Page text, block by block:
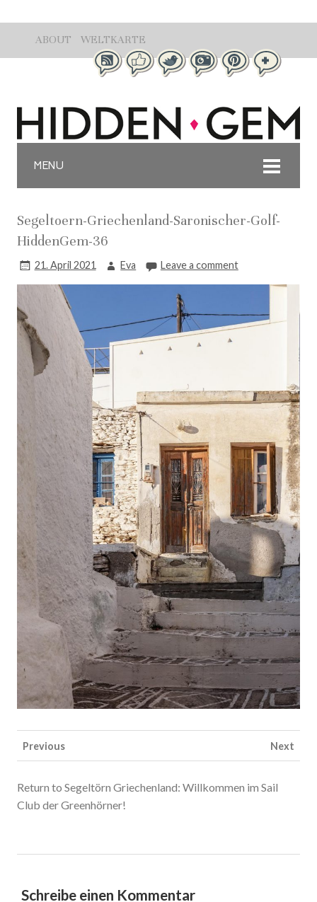
ABOUT WELTKARTE
MENU
Segeltoern-Griechenland-Saronischer-Golf-
HiddenGem-36
21. April 2021 Eva Leave a comment
Previous Next
Return to Segeltörn Griechenland: Willkommen im Sail
Club der Greenhörner!
Schreibe einen Kommentar